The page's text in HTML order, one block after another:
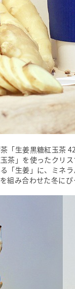
「生姜黒糖紅玉茶
茶」を使ったクリ
「生姜」に、ミネ
組み合わせた冬にぴ